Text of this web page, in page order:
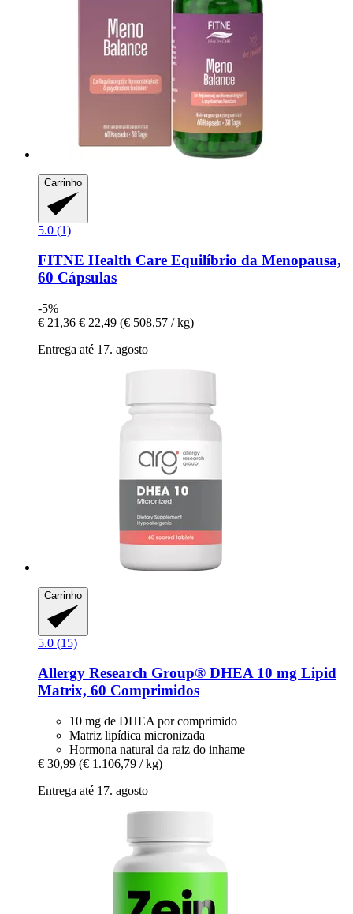
Carrinho
5.0 (1)
FITNE Health Care Equilíbrio da Menopausa,
60 Cápsulas
-5%
€ 21,36 € 22,49 (€ 508,57 / kg)
Entrega até 17. agosto
Carrinho
5.0 (15)
Allergy Research Group® DHEA 10 mg Lipid
Matrix, 60 Comprimidos
10 mg de DHEA por comprimido
Matriz lipídica micronizada
Hormona natural da raiz do inhame
€ 30,99 (€ 1.106,79 / kg)
Entrega até 17. agosto